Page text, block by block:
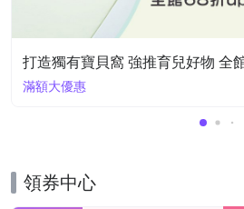
打造獨有寶貝窩 強推育兒好物 全
滿額大優惠
領券中心